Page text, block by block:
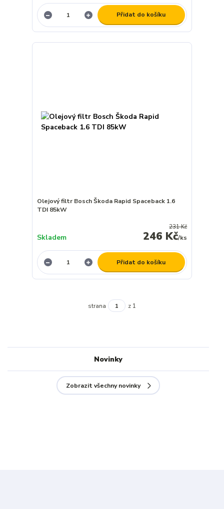
Přidat do košíku
Olejový filtr Bosch Škoda Rapid Spaceback 1.6
TDI 85kW
231 Kč
246 Kč/ks
Skladem
Přidat do košíku
strana z 1
Novinky
Zobrazit všechny novinky